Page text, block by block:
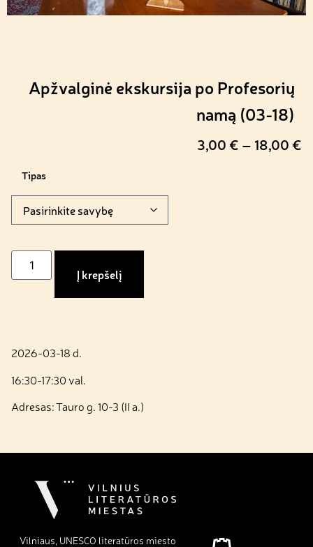
Apžvalginė ekskursija po Profesorių
namą (03-18)
3,00€ – 18,00€
Tipas
Į krepšelį
2026-03-18 d.
16:30-17:30 val.
Adresas: Tauro g. 10-3 (II a.)
Vilniaus, UNESCO literatūros miesto